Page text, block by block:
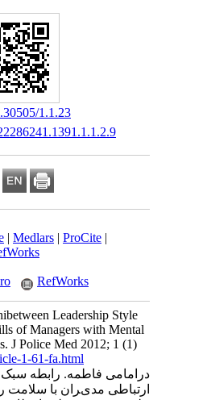
1.1.23
| Medlars | ProCite |
RefWorks
Leadership Style
of Managers with Mental
J Police Med 2012; 1 (1)
1-61-fa.html
درامامی فاطمه. راﺑﻄﻪ
ارﺗﺒﺎﻃﯽ ﻣﺪیﺮان ﺑﺎ ﺳﻼﻣﺖ